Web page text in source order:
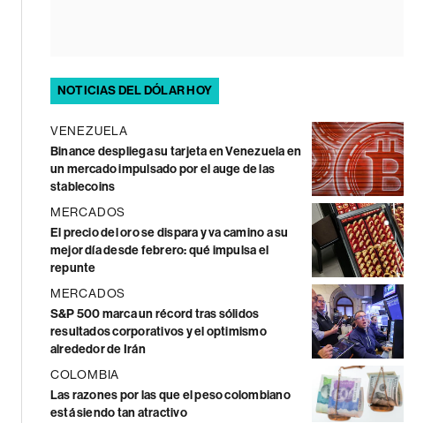
NOTICIAS DEL DÓLAR HOY
VENEZUELA
Binance despliega su tarjeta en Venezuela en
un mercado impulsado por el auge de las
stablecoins
MERCADOS
El precio del oro se dispara y va camino a su
mejor día desde febrero: qué impulsa el
repunte
MERCADOS
S&P 500 marca un récord tras sólidos
resultados corporativos y el optimismo
alrededor de Irán
COLOMBIA
Las razones por las que el peso colombiano
está siendo tan atractivo